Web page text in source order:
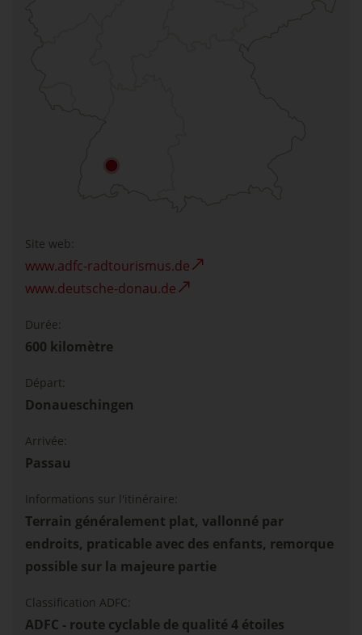
Site web:
www.adfc-radtourismus.de
www.deutsche-donau.de
Durée:
600 kilomètre
Départ:
Donaueschingen
Arrivée:
Passau
Informations sur l'itinéraire:
Terrain généralement plat, vallonné par
endroits, praticable avec des enfants, remorque
possible sur la majeure partie
Classification ADFC:
ADFC - route cyclable de qualité 4 étoiles